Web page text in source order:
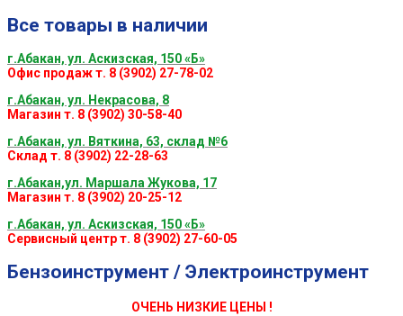
Все товары в наличии
г.Абакан, ул. Аскизская, 150 «Б»
Офис продаж т. 8 (3902) 27-78-02
г.Абакан, ул. Некрасова, 8
Магазин т. 8 (3902) 30-58-40
г.Абакан, ул. Вяткина, 63, склад №6
Склад т. 8 (3902) 22-28-63
г.Абакан,ул. Маршала Жукова, 17
Магазин т. 8 (3902) 20-25-12
г.Абакан, ул. Аскизская, 150 «Б»
Сервисный центр т. 8 (3902) 27-60-05
Бензоинструмент / Электроинструмент
ОЧЕНЬ НИЗКИЕ ЦЕНЫ !